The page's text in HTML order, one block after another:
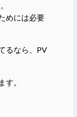
めには必要
るなら、PV
す。